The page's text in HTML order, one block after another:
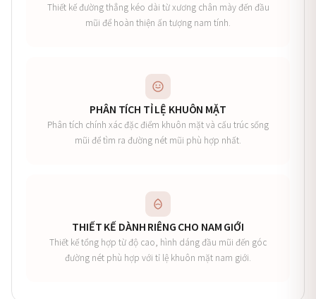
Thiết kế đường thẳng kéo dài từ xương chân mày đến đầu
mũi để hoàn thiện ấn tượng nam tính.
PHÂN TÍCH TỈ LỆ KHUÔN MẶT
Phân tích chính xác đặc điểm khuôn mặt và cấu trúc sống
mũi để tìm ra đường nét mũi phù hợp nhất.
THIẾT KẾ DÀNH RIÊNG CHO NAM GIỚI
Thiết kế tổng hợp từ độ cao, hình dáng đầu mũi đến góc
đường nét phù hợp với tỉ lệ khuôn mặt nam giới.